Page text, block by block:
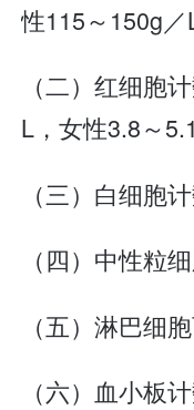
性115～150g／
（二）红细胞
L，女性3.8～
（三）白细胞
（四）中性粒
（五）淋巴细
（六）血小板